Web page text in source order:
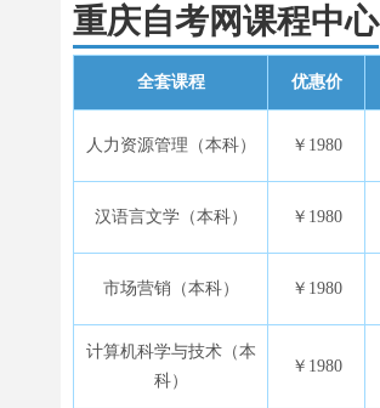
重庆自考网课程中心
全套课程 优惠价
人力资源管理（本科） ￥1980
汉语言文学（本科） ￥1980
市场营销（本科） ￥1980
计算机科学与技术（本
科）
￥1980